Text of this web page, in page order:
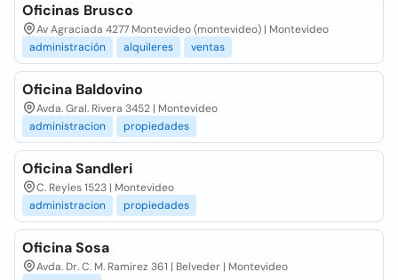
Oficinas Brusco
Av Agraciada 4277 Montevideo (montevideo) | Montevideo
administración
alquileres ventas
Oficina Baldovino
Avda. Gral. Rivera 3452 | Montevideo
administracion
propiedades
Oficina Sandleri
C. Reyles 1523 | Montevideo
administracion
propiedades
Oficina Sosa
Avda. Dr. C. M. Ramirez 361 | Belveder | Montevideo